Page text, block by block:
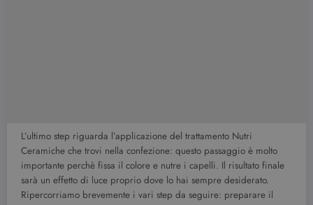
L’ultimo step riguarda l’applicazione del trattamento Nutri
Ceramiche che trovi nella confezione: questo passaggio è molto
importante perchè fissa il colore e nutre i capelli. Il risultato finale
sarà un effetto di luce proprio dove lo hai sempre desiderato.
Ripercorriamo brevemente i vari step da seguire: preparare il